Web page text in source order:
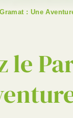
: Une
le